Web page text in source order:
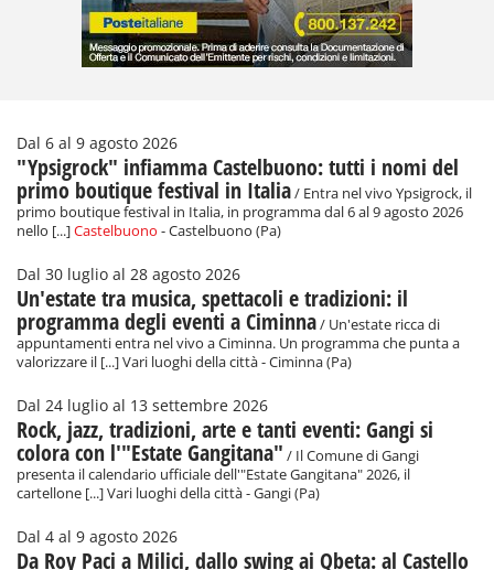
Dal 6 al 9 agosto 2026
"Ypsigrock" infiamma Castelbuono: tutti i nomi del
primo boutique festival in Italia/ Entra nel vivo Ypsigrock, il
primo boutique festival in Italia, in programma dal 6 al 9 agosto 2026
nello [...]Castelbuono - Castelbuono (Pa)
Dal 30 luglio al 28 agosto 2026
Un'estate tra musica, spettacoli e tradizioni: il
programma degli eventi a Ciminna/ Un'estate ricca di
appuntamenti entra nel vivo a Ciminna. Un programma che punta a
valorizzare il [...] Vari luoghi della città - Ciminna (Pa)
Dal 24 luglio al 13 settembre 2026
Rock, jazz, tradizioni, arte e tanti eventi: Gangi si
colora con l'"Estate Gangitana" / Il Comune di Gangi
presenta il calendario ufficiale dell'"Estate Gangitana" 2026, il
cartellone [...] Vari luoghi della città - Gangi (Pa)
Dal 4 al 9 agosto 2026
Da Roy Paci a Milici, dallo swing ai Qbeta: al Castello